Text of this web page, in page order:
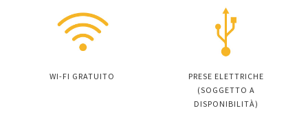
WI-FI GRATUITO
PRESE ELETTRICHE
(SOGGETTO A
DISPONIBILITÀ)